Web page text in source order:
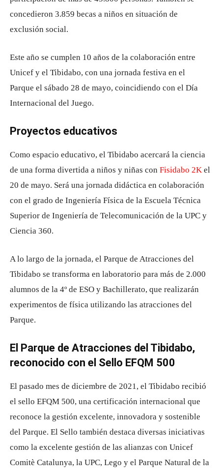
concedieron 3.859 becas a niños en situación de
exclusión social.
Este año se cumplen 10 años de la colaboración entre
Unicef ​​y el Tibidabo, con una jornada festiva en el
Parque el sábado 28 de mayo, coincidiendo con el Día
Internacional del Juego.
Proyectos educativos
Como espacio educativo, el Tibidabo acercará la ciencia
de una forma divertida a niños y niñas con Fisidabo 2K el
20 de mayo. Será una jornada didáctica en colaboración
con el grado de Ingeniería Física de la Escuela Técnica
Superior de Ingeniería de Telecomunicación de la UPC y
Ciencia 360.
A lo largo de la jornada, el Parque de Atracciones del
Tibidabo se transforma en laboratorio para más de 2.000
alumnos de la 4º de ESO y Bachillerato, que realizarán
experimentos de física utilizando las atracciones del
Parque.
El Parque de Atracciones del Tibidabo,
reconocido con el Sello EFQM 500
El pasado mes de diciembre de 2021, el Tibidabo recibió
el sello EFQM 500, una certificación internacional que
reconoce la gestión excelente, innovadora y sostenible
del Parque. El Sello también destaca diversas iniciativas
como la excelente gestión de las alianzas con Unicef ​​​​
Comitè Catalunya, la UPC, Lego y el Parque Natural de la